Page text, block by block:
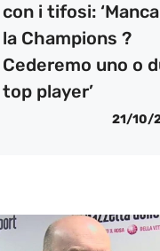
con i tifosi:
la Champions ?
Cederemo uno o
top player’
21/10/